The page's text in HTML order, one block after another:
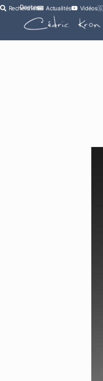
Rechercher Actualités Vidéos